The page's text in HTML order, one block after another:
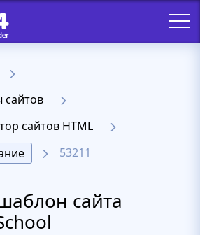
сайтов HTML
53211
сайта